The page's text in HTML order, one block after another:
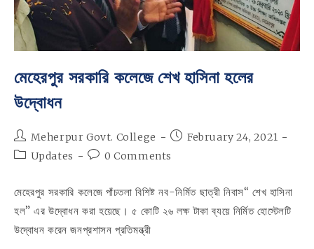
মেহেরপুর সরকারি কলেজে শেখ হাসিনা হলের
উদ্বোধন
Post
author:
Meherpur Govt. College
PostFebruary 24, 2021
PostUpdates
Post0 Comments
মেহেরপুর সরকারি কলেজে পাঁচতলা বিশিষ্ট নব-নির্মিত ছাত্রী নিবাস“ শেখ হাসিনা
হল” এর উদ্বোধন করা হয়েছে। ৫ কোটি ২৬ লক্ষ টাকা ব্যয়ে নির্মিত হোস্টেলটি
উদ্বোধন করেন জনপ্রশাসন প্রতিমন্ত্রী